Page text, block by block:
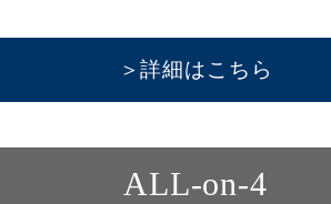
＞詳細はこちら
ALL-on-4